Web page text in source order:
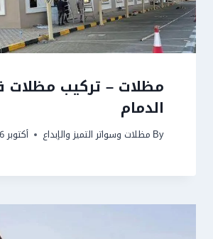
مظلات – تركيب
الدمام
By مظلات وسواتر التميز والإبداع أكتوبر 6, 2023